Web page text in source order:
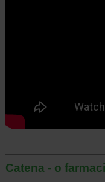
Catena - o